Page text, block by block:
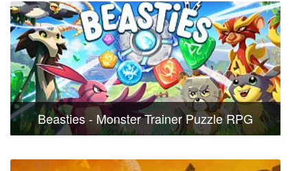
Beasties - Monster Trainer Puzzle RPG